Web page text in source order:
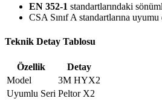
EN 352-1 standartlarındaki
CSA Sınıf A standartlarına uyumu
Teknik Detay Tablosu
Özellik
Detay
Model
3M HYX2
Uyumlu Seri Peltor X2